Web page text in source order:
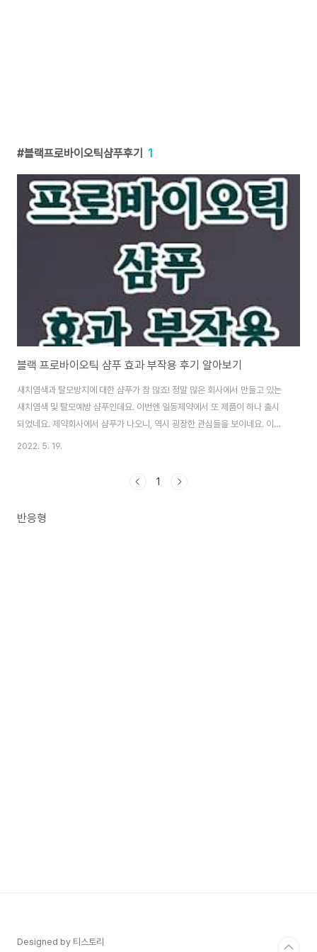
블랙프로바이오틱샴푸후기 1
블랙 프로바이오틱 샴푸 효과 부작용 후기 알아보기
새치염색과 탈모방지에 대한 샴푸가 참 많죠! 정말 많은 회사에서 만들고 있는
새치염색 및 탈모예방 샴푸인데요. 이번엔 일동제약에서 또 제품이 하나 출시
되었네요. 제약회사에서 샴푸가 나오니, 역시 굉장한 관심들을 보이네요. 이름
은 블랙 프로바이오틱 샴푸라는 건데요, 궁금해하시는 분들이 많으니, 지금 여
일동제약에서 만든 새치염색 및 탈모 증상 완화를 위한 기능성 샴푸인데요. 공
로바이오틱 샴푸의 핵심성분은 나이아신아마이드, 살리실릭애씨드, 덱스판테
2022. 5. 19.
1
반응형
Designed by 티스토리